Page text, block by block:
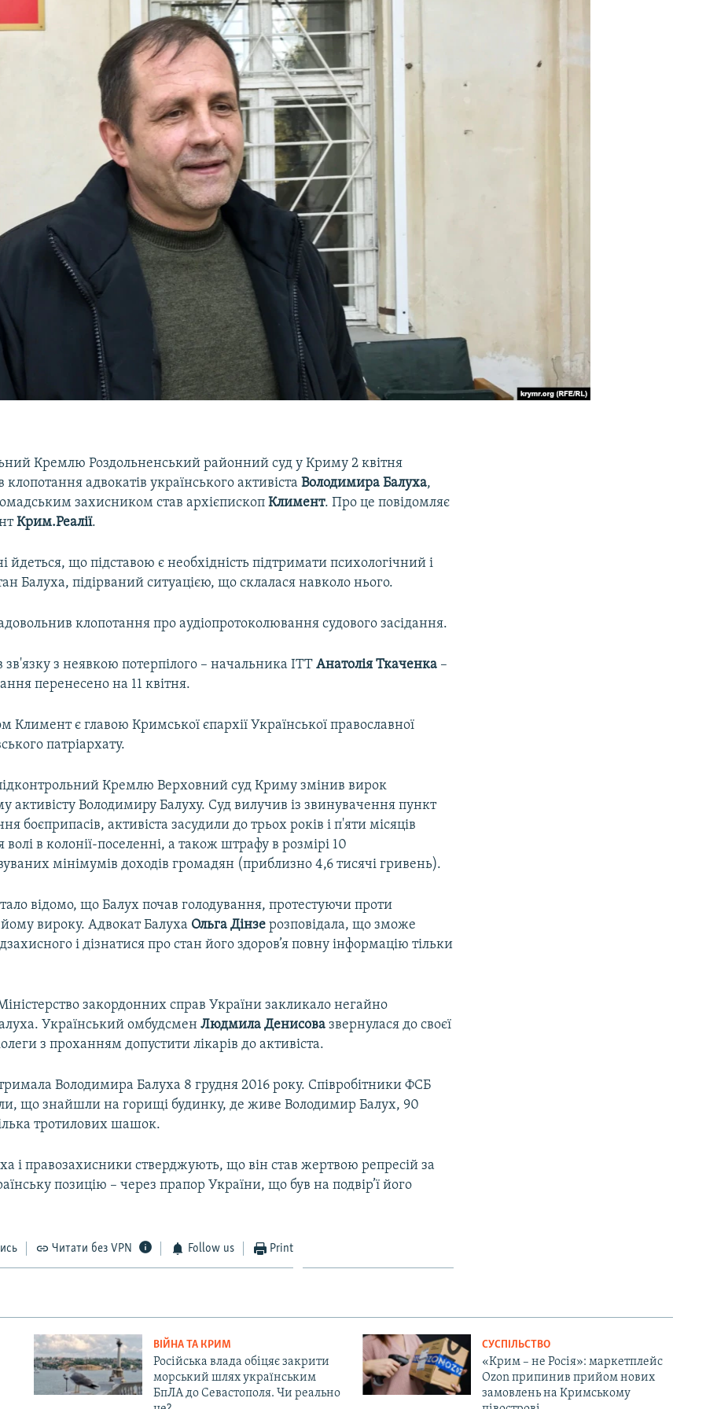
Кремлю Роздольненський районний суд у Криму 2 квітня
клопотання адвокатів українського активістаВолодимира Балуха,
захисником став архієпископКлимент. Про це повідомляє
Крим.Реалії.
йдеться, що підставою є необхідність підтримати психологічний і
Балуха, підірваний ситуацією, що склалася навколо нього.
клопотання про аудіопротоколювання судового засідання.
з неявкою потерпілого – начальника ІТТАнатолія Ткаченка ​–
перенесено на 11 квітня.
Климент є главою Кримської єпархії Української православної
патріархату.
Кремлю Верховний суд Криму змінив вирок
активісту Володимиру Балуху. Суд вилучив із звинувачення пункт
боєприпасів, активіста засудили до трьох років і п'яти місяців
волі в колонії-поселенні, а також штрафу в розмірі 10
мінімумів доходів громадян (приблизно 4,6 тисячі гривень).
відомо, що Балух почав голодування, протестуючи проти
вироку. Адвокат Балуха Ольга Дінзе розповідала, що зможе
і дізнатися про стан його здоров’я повну інформацію тільки
закордонних справ України закликало негайно
Український омбудсменЛюдмила Денисова звернулася до своєї
з проханням допустити лікарів до активіста.
Володимира Балуха 8 грудня 2016 року. Співробітники ФСБ
що знайшли на горищі будинку, де живе Володимир Балух, 90
тротилових шашок.
і правозахисники стверджують, що він став жертвою репресій за
позицію – через прапор України, що був на подвір’ї його
Читати без VPN Follow us Print
ВІЙНА ТА КРИМ
Російська влада обіцяє закрити
морський шлях українським
БпЛА до Севастополя. Чи реально
СУСПІЛЬСТВО
«Крим – не Росія»: маркетплейс
Ozon припинив прийом нових
замовлень на Кримському